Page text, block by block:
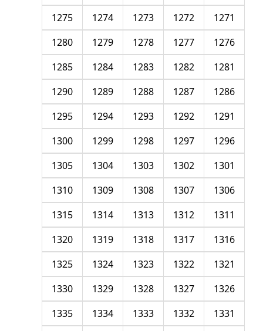
1271
1272
1273
1274
1275
1276
1277
1278
1279
1280
1281
1282
1283
1284
1285
1286
1287
1288
1289
1290
1291
1292
1293
1294
1295
1296
1297
1298
1299
1300
1301
1302
1303
1304
1305
1306
1307
1308
1309
1310
1311
1312
1313
1314
1315
1316
1317
1318
1319
1320
1321
1322
1323
1324
1325
1326
1327
1328
1329
1330
1331
1332
1333
1334
1335